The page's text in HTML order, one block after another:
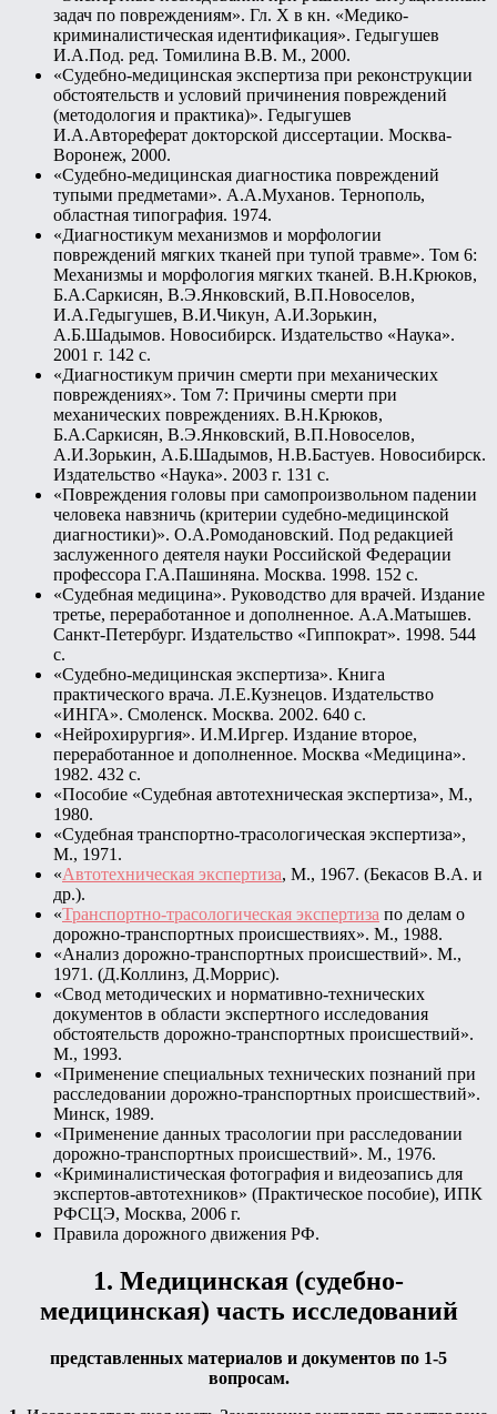
задач по повреждениям». Гл. X в кн. «Медико-
криминалистическая идентификация». Гедыгушев
И.А.Под. ред. Томилина В.В. М., 2000.
«Судебно-медицинская экспертиза при реконструкции
обстоятельств и условий причинения повреждений
(методология и практика)». Гедыгушев
И.А.Автореферат докторской диссертации. Москва-
Воронеж, 2000.
«Судебно-медицинская диагностика повреждений
тупыми предметами». А.А.Муханов. Тернополь,
областная типография. 1974.
«Диагностикум механизмов и морфологии
повреждений мягких тканей при тупой травме». Том 6:
Механизмы и морфология мягких тканей. В.Н.Крюков,
Б.А.Саркисян, В.Э.Янковский, В.П.Новоселов,
И.А.Гедыгушев, В.И.Чикун, А.И.Зорькин,
А.Б.Шадымов. Новосибирск. Издательство «Наука».
2001 г. 142 с.
«Диагностикум причин смерти при механических
повреждениях». Том 7: Причины смерти при
механических повреждениях. В.Н.Крюков,
Б.А.Саркисян, В.Э.Янковский, В.П.Новоселов,
А.И.Зорькин, А.Б.Шадымов, Н.В.Бастуев. Новосибирск.
Издательство «Наука». 2003 г. 131 с.
«Повреждения головы при самопроизвольном падении
человека навзничь (критерии судебно-медицинской
диагностики)». О.А.Ромодановский. Под редакцией
заслуженного деятеля науки Российской Федерации
профессора Г.А.Пашиняна. Москва. 1998. 152 с.
«Судебная медицина». Руководство для врачей. Издание
третье, переработанное и дополненное. А.А.Матышев.
Санкт-Петербург. Издательство «Гиппократ». 1998. 544
с.
«Судебно-медицинская экспертиза». Книга
практического врача. Л.Е.Кузнецов. Издательство
«ИНГА». Смоленск. Москва. 2002. 640 с.
«Нейрохирургия». И.М.Иргер. Издание второе,
переработанное и дополненное. Москва «Медицина».
1982. 432 с.
«Пособие «Судебная автотехническая экспертиза», М.,
1980.
«Судебная транспортно-трасологическая экспертиза»,
М., 1971.
«Автотехническая экспертиза, М., 1967. (Бекасов В.А. и
др.).
«Транспортно-трасологическая экспертиза по делам о
дорожно-транспортных происшествиях». М., 1988.
«Анализ дорожно-транспортных происшествий». М.,
1971. (Д.Коллинз, Д.Моррис).
«Свод методических и нормативно-технических
документов в области экспертного исследования
обстоятельств дорожно-транспортных происшествий».
М., 1993.
«Применение специальных технических познаний при
расследовании дорожно-транспортных происшествий».
Минск, 1989.
«Применение данных трасологии при расследовании
дорожно-транспортных происшествий». М., 1976.
«Криминалистическая фотография и видеозапись для
экспертов-автотехников» (Практическое пособие), ИПК
РФСЦЭ, Москва, 2006 г.
Правила дорожного движения РФ.
1. Медицинская (судебно-
медицинская) часть исследований
представленных материалов и документов по 1-5
вопросам.